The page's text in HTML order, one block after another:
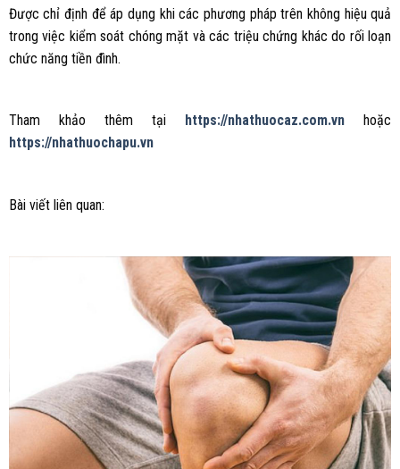
Được chỉ định để áp dụng khi các phương pháp trên không hiệu quả
trong việc kiểm soát chóng mặt và các triệu chứng khác do rối loạn
chức năng tiền đình.
Tham khảo thêm tại https://nhathuocaz.com.vn hoặc
https://nhathuochapu.vn
Bài viết liên quan: